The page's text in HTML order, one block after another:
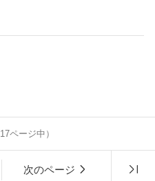
17ページ中）
次のページ